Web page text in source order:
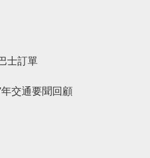
士訂單
交通要聞回顧